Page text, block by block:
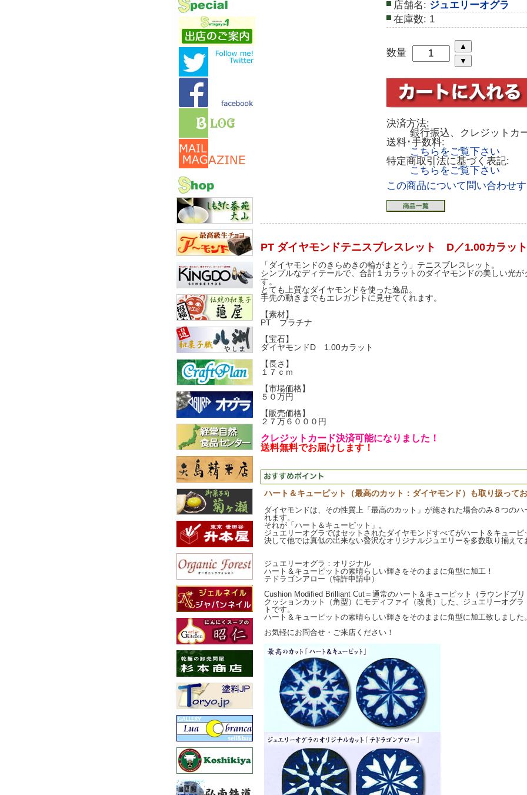
店舗名: ジュエリーオグラ
在庫数: 1
数量
決済方法:
銀行振込、クレジットカ
送料･手数料:
こちらをご覧下さい
特定商取引法に基づく表記:
こちらをご覧下さい
この商品について問い合わせ
PT ダイヤモンドテニスブレスレット D／1.00カラット
「ダイヤモンドのきらめきの輪がまとう」テニスブレスレット。
シンプルなディテールで、合計１カラットのダイヤモンドの美しい光が
す。
とても上質なダイヤモンドを使った逸品。
手先の動きまでもエレガントに見せてくれます。
【素材】
PT プラチナ
【宝石】
ダイヤモンドD 1.00カラット
【長さ】
１７ｃｍ
【市場価格】
５０万円
【販売価格】
２７万６０００円
クレジットカード決済可能になりました！
送料無料でお届けします！
ハート＆キューピット（最高のカット：ダイヤモンド）も取り扱ってお
ダイヤモンドは、その性質上「最高のカット」が施された場合のみ８つのハ
れます。
それが「ハート＆キューピット」。
ジュエリーオグラではセットされたダイヤモンドすべてがハート＆キューピ
決して他では真似の出来ない贅沢なオリジナルジュエリーを多数取り揃えて
ジュエリーオグラ：オリジナル
ハート＆キューピットの素晴らしい輝きをそのままに角型に加工！
テドラゴンアロー（特許申請中）
Cushion Modified Brilliant Cut＝通常のハート＆キューピット（ラウンドブ
クッションカット（角型）にモディファイ（改良）した、ジュエリーオグラ
トです。
ハート＆キューピットの素晴らしい輝きをそのままに角型に加工致しました。
お気軽にお問合せ・ご来店ください！